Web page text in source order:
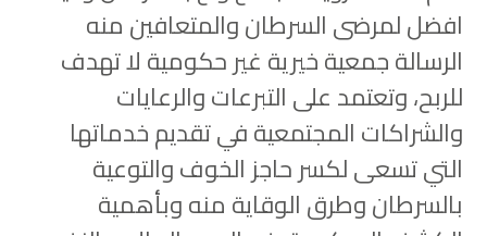
افضل لمرضى السرطان والمتعافين منه
الرسالة جمعية خيرية غير حكومية لا تهدف
للربح، وتعتمد على التبرعات والرعايات
والشراكات المجتمعية في تقديم خدماتها
التي تسعى لكسر حاجز الخوف والتوعية
بالسرطان وطرق الوقاية منه وبأهمية